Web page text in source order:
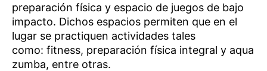
preparación física y espacio de juegos de bajo
impacto. Dichos espacios permiten que en el
lugar se practiquen actividades tales
como: fitness, preparación física integral y aqua
zumba, entre otras.